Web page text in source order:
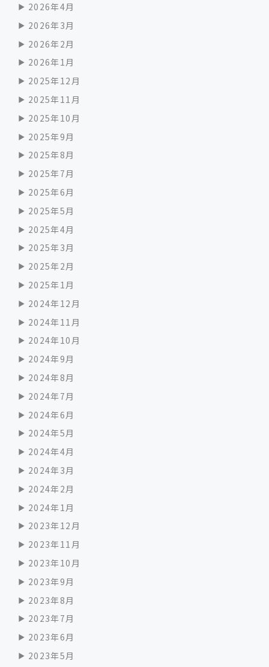
2026年4月
2026年3月
2026年2月
2026年1月
2025年12月
2025年11月
2025年10月
2025年9月
2025年8月
2025年7月
2025年6月
2025年5月
2025年4月
2025年3月
2025年2月
2025年1月
2024年12月
2024年11月
2024年10月
2024年9月
2024年8月
2024年7月
2024年6月
2024年5月
2024年4月
2024年3月
2024年2月
2024年1月
2023年12月
2023年11月
2023年10月
2023年9月
2023年8月
2023年7月
2023年6月
2023年5月